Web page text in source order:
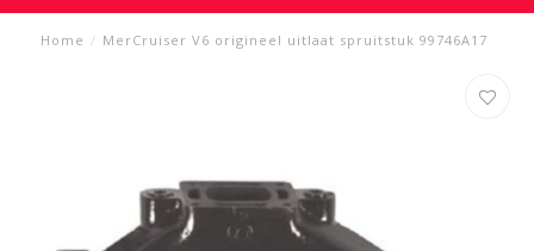
Home / MerCruiser V6 origineel uitlaat spruitstuk 99746A17